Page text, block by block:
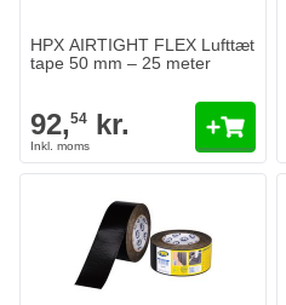
HPX AIRTIGHT FLEX Lufttæt
tape 50 mm – 25 meter
92,54 kr.